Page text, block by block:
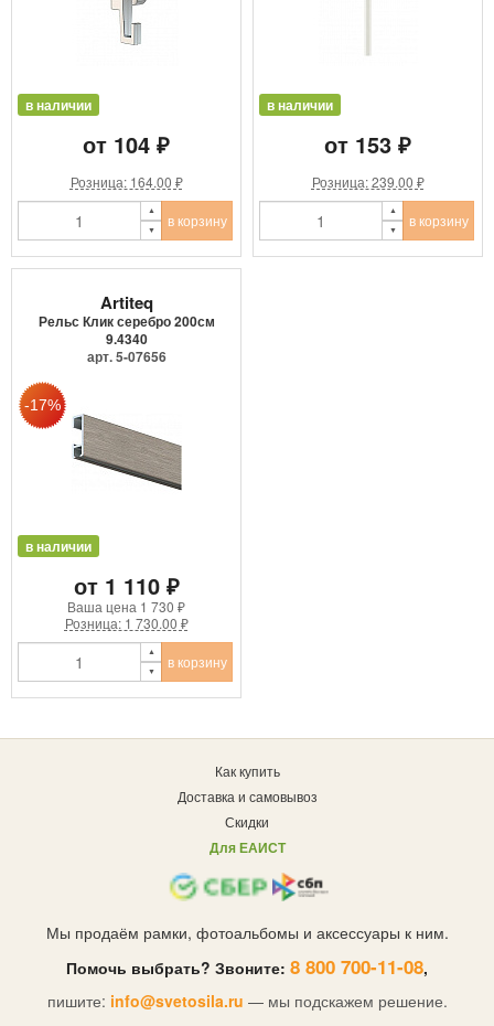
в наличии
от 104 ₽
Розница: 164.00 ₽
в корзину
в наличии
от 153 ₽
Розница: 239.00 ₽
в корзину
Artiteq
Рельс Клик серебро 200см
9.4340
арт. 5-07656
в наличии
от 1 110 ₽
Ваша цена 1 730 ₽
Розница: 1 730.00 ₽
в корзину
Как купить
Доставка и самовывоз
Скидки
Для ЕАИСТ
Мы продаём рамки, фотоальбомы и аксессуары к ним.
Помочь выбрать? Звоните: 8 800 700-11-08,
пишите: info@svetosila.ru — мы подскажем решение.